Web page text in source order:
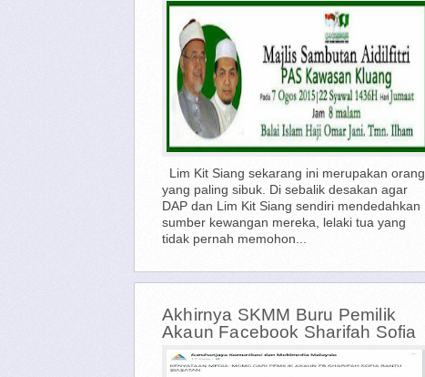
Lim Kit Siang sekarang ini merupakan orang
yang paling sibuk. Di sebalik desakan agar
DAP dan Lim Kit Siang sendiri mendedahkan
sumber kewangan mereka, lelaki tua yang
tidak pernah memohon...
Akhirnya SKMM Buru Pemilik
Akaun Facebook Sharifah Sofia